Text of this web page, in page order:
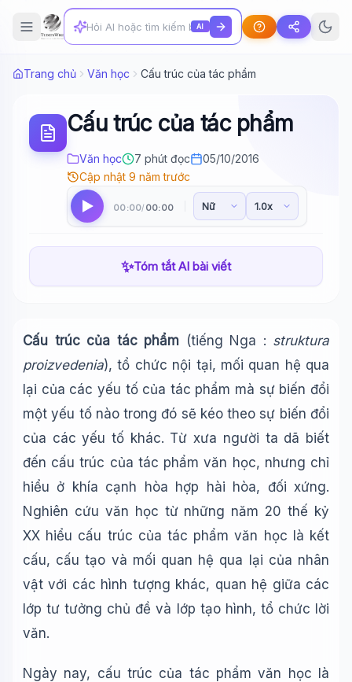
AI
Trang chủ Văn học Cấu trúc của tác phẩm
Cấu trúc của tác phẩm
Văn học 7 phút đọc
05/10/2016
Cập nhật 9 năm trước
00:00/ 00:00
✨Tóm tắt AI bài viết
Cấu trúc của tác phẩm (tiếng Nga : struktura
proizvedenia), tổ chức nội tại, mối quan hệ qua
lại của các yếu tố của tác phẩm mà sự biến đổi
một yếu tố nào trong đó sẽ kéo theo sự biến đổi
của các yếu tố khác. Từ xưa người ta dã biết
đến cấu trúc của tác phẩm văn học, nhưng chỉ
hiểu ở khía cạnh hòa hợp hài hòa, đối xứng.
Nghiên cứu văn học từ những năm 20 thế kỷ
XX hiểu cấu trúc của tác phẩm văn học là kết
cấu, cấu tạo và mối quan hệ qua lại của nhân
vật với các hình tượng khác, quan hệ giữa các
lớp tư tưởng chủ đề và lớp tạo hình, tổ chức lời
văn.
Ngày nay, cấu trúc của tác phẩm văn học là